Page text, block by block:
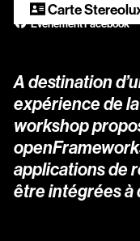
Carte
Évènement Facebook
A destination
expérience de
workshop
applications de
être intégrées à